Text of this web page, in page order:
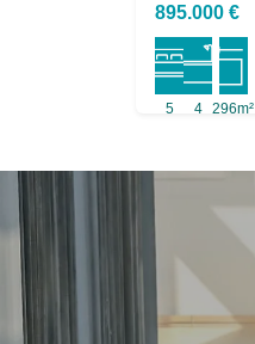
895.000 €
5 4 296m²